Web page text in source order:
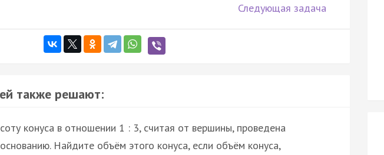
Следующая задача
также решают:
конуса в отношении 1 : 3, считая от вершины, проведена
Найдите объём этого конуса, если объём конуса,